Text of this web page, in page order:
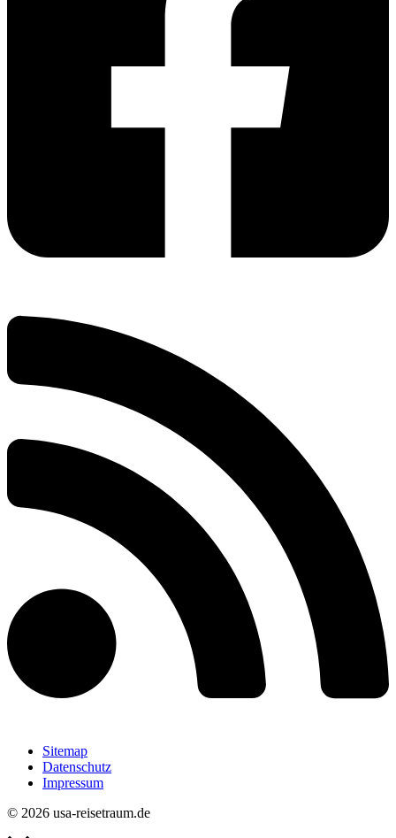
Sitemap
Datenschutz
Impressum
© 2026 usa-reisetraum.de